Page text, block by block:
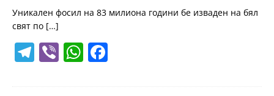
Уникален фосил на 83 милиона години бе изваден на бял
свят по […]
T Vi W